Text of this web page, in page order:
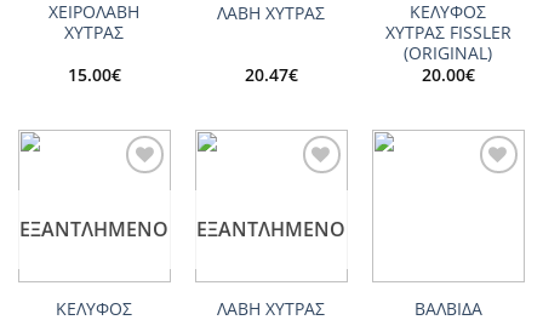
ΧΕΙΡΟΛΑΒΗ
ΧΥΤΡΑΣ
15.00€
ΛΑΒΗ ΧΥΤΡΑΣ
20.47€
ΚΕΛΥΦΟΣ
ΧΥΤΡΑΣ FISSLER
(ORIGINAL)
20.00€
ΕΞΑΝΤΛΗΜΈΝΟ
ΚΕΛΥΦΟΣ
ΕΞΑΝΤΛΗΜΈΝΟ
ΛΑΒΗ ΧΥΤΡΑΣ
ΒΑΛΒΙΔΑ